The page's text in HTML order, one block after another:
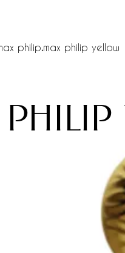
philip.max philip yellow